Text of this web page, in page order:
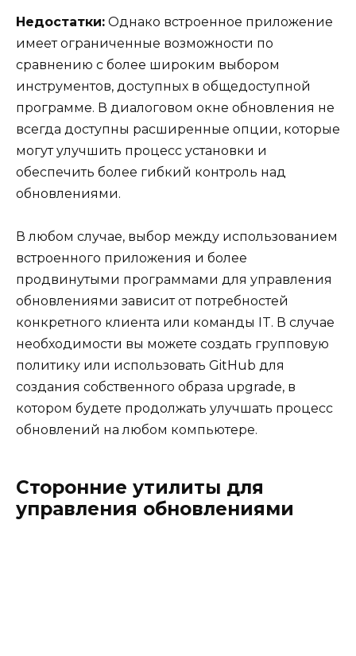
Недостатки: Однако встроенное приложение
имеет ограниченные возможности по
сравнению с более широким выбором
инструментов, доступных в общедоступной
программе. В диалоговом окне обновления не
всегда доступны расширенные опции, которые
могут улучшить процесс установки и
обеспечить более гибкий контроль над
обновлениями.
В любом случае, выбор между использованием
встроенного приложения и более
продвинутыми программами для управления
обновлениями зависит от потребностей
конкретного клиента или команды IT. В случае
необходимости вы можете создать групповую
политику или использовать GitHub для
создания собственного образа upgrade, в
котором будете продолжать улучшать процесс
обновлений на любом компьютере.
Сторонние утилиты для
управления обновлениями